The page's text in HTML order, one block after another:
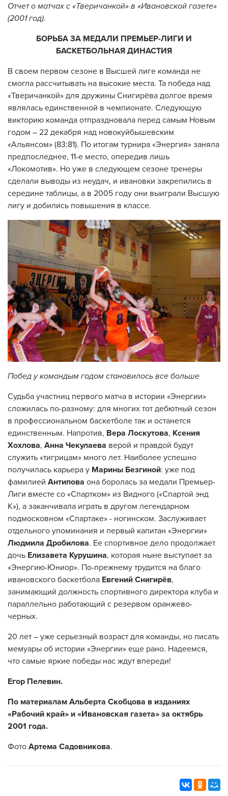
Отчет о матчах с «Тверичанкой» в «Ивановской газете»
(2001 год).
БОРЬБА ЗА МЕДАЛИ ПРЕМЬЕР-ЛИГИ И
БАСКЕТБОЛЬНАЯ ДИНАСТИЯ
В своем первом сезоне в Высшей лиге команда не
смогла рассчитывать на высокие места. Та победа над
«Тверичанкой» для дружины Снигирёва долгое время
являлась единственной в чемпионате. Следующую
викторию команда отпраздновала перед самым Новым
годом – 22 декабря над новокуйбышевским
«Альянсом» (83:81). По итогам турнира «Энергия» заняла
предпоследнее, 11-е место, опередив лишь
«Локомотив». Но уже в следующем сезоне тренеры
сделали выводы из неудач, и ивановки закрепились в
середине таблицы, а в 2005 году они выиграли Высшую
лигу и добились повышения в классе.
Побед у командым годом становилось все больше
Судьба участниц первого матча в истории «Энергии»
сложилась по-разному: для многих тот дебютный сезон
в профессиональном баскетболе так и останется
единственным. Напротив, Вера Лоскутова, Ксения
Хохлова, Анна Чекулаева верой и правдой будут
служить «тигрицам» много лет. Наиболее успешно
получилась карьера у Марины Безгиной: уже под
фамилией Антипова она боролась за медали Премьер-
Лиги вместе со «Спартком» из Видного («Спартой энд
К»), а заканчивала играть в другом легендарном
подмосковном «Спартаке» - ногинском. Заслуживает
отдельного упоминания и первый капитан «Энергии»
Людмила Дробилова. Ее спортивное дело продолжает
дочь Елизавета Курушина, которая ныне выступает за
«Энергию-Юниор». По-прежнему трудится на благо
ивановского баскетбола Евгений Снигирёв,
занимающий должность спортивного директора клуба и
параллельно работающий с резервом оранжево-
черных.
20 лет – уже серьезный возраст для команды, но писать
мемуары об истории «Энергии» еще рано. Надеемся,
что самые яркие победы нас ждут впереди!
Егор Пелевин.
По материалам Альберта Скобцова в изданиях
«Рабочий край» и «Ивановская газета» за октябрь
2001 года.
Фото Артема Садовникова.